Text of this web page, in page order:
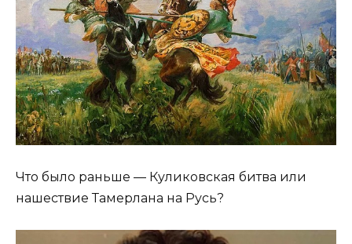
Что было раньше — Куликовская битва или
нашествие Тамерлана на Русь?